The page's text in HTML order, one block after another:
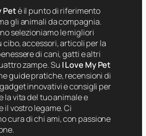
Petè il punto di riferimento
gli animali da compagnia.
selezioniamo le migliori
cibo, accessori, articoli per la
di cani, gatti e altri
zampe. Su I Love My Pet
guide pratiche, recensioni di
innovativi e consigli per
la vita del tuo animale e
il vostro legame. Ci
cura di chi ami, con passione